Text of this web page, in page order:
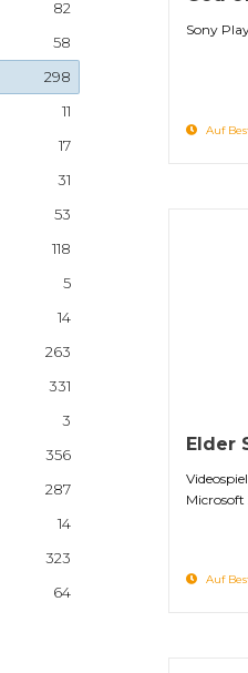
82
58
298
11
17
31
53
118
5
14
263
331
3
356
287
14
323
64
Sony
Auf
Elder
Videospiel
Microsoft
Auf